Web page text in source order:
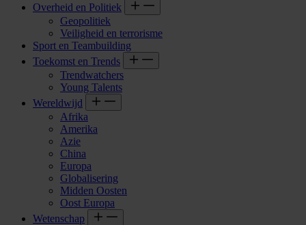
Overheid en Politiek
Geopolitiek
Veiligheid en terrorisme
Sport en Teambuilding
Toekomst en Trends
Trendwatchers
Young Talents
Wereldwijd
Afrika
Amerika
Azie
China
Europa
Globalisering
Midden Oosten
Oost Europa
Wetenschap